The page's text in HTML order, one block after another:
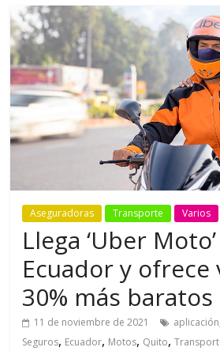
Aseguradoras Transporte Varios
Llega ‘Uber
Ecuador y ofrece
30% más baratos
11 de noviembre de 2021 aplicación
Seguros, Ecuador, Motos, Quito,